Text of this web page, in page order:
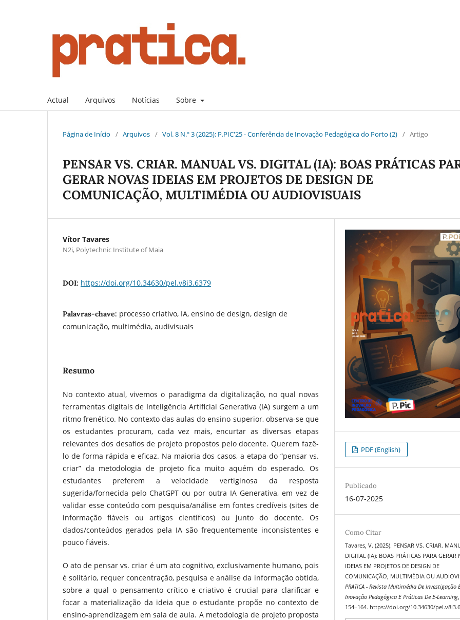
Actual Arquivos Notícias Sobre
Página de Início / Arquivos / Vol. 8 N.º 3 (2025): P.PIC'25 - Conferência de Inovação Pedagógica do Porto (2) / Artigo
PENSAR VS. CRIAR. MANUAL VS. DIGITAL (IA): BOAS PRÁTICAS
GERAR NOVAS IDEIAS EM PROJETOS DE DESIGN DE
COMUNICAÇÃO, MULTIMÉDIA OU AUDIOVISUAIS
Vítor Tavares
N2i, Polytechnic Institute of Maia
DOI: https://doi.org/10.34630/pel.v8i3.6379
Palavras-chave: processo criativo, IA, ensino de design, design de
comunicação, multimédia, audivisuais
Resumo
No contexto atual, vivemos o paradigma da digitalização, no qual novas
ferramentas digitais de Inteligência Artificial Generativa (IA) surgem a um
ritmo frenético. No contexto das aulas do ensino superior, observa-se que
os estudantes procuram, cada vez mais, encurtar as diversas etapas
relevantes dos desafios de projeto propostos pelo docente. Querem fazê-
lo de forma rápida e eficaz. Na maioria dos casos, a etapa do “pensar vs.
criar” da metodologia de projeto fica muito aquém do esperado. Os
estudantes preferem a velocidade vertiginosa da resposta
sugerida/fornecida pelo ChatGPT ou por outra IA Generativa, em vez de
validar esse conteúdo com pesquisa/análise em fontes credíveis (sites de
informação fiáveis ou artigos científicos) ou junto do docente. Os
dados/conteúdos gerados pela IA são frequentemente inconsistentes e
pouco fiáveis.
O ato de pensar vs. criar é um ato cognitivo, exclusivamente humano, pois
é solitário, requer concentração, pesquisa e análise da informação obtida,
sobre a qual o pensamento crítico e criativo é crucial para clarificar e
focar a materialização da ideia que o estudante propõe no contexto de
ensino-aprendizagem em sala de aula. A metodologia de projeto proposta
PDF (English)
Publicado
16-07-2025
Como Citar
Tavares, V. (2025). PENSAR VS. CRIAR.
DIGITAL (IA): BOAS PRÁTICAS PARA GERAR
IDEIAS EM PROJETOS DE DESIGN DE
COMUNICAÇÃO, MULTIMÉDIA OU
PRATICA - Revista Multimédia De Investigação
Inovação Pedagógica E Práticas De E-Learning
154–164. https://doi.org/10.34630/